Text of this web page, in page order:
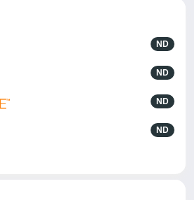
ND
ND
ND
ND